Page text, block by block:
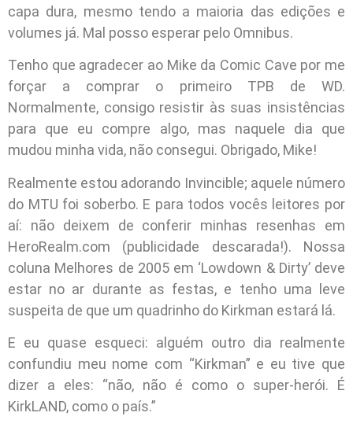
capa dura, mesmo tendo a maioria das edições e
volumes já. Mal posso esperar pelo Omnibus.
Tenho que agradecer ao Mike da Comic Cave por me
forçar a comprar o primeiro TPB de WD.
Normalmente, consigo resistir às suas insistências
para que eu compre algo, mas naquele dia que
mudou minha vida, não consegui. Obrigado, Mike!
Realmente estou adorando Invincible; aquele número
do MTU foi soberbo. E para todos vocês leitores por
aí: não deixem de conferir minhas resenhas em
HeroRealm.com (publicidade descarada!). Nossa
coluna Melhores de 2005 em ‘Lowdown & Dirty’ deve
estar no ar durante as festas, e tenho uma leve
suspeita de que um quadrinho do Kirkman estará lá.
E eu quase esqueci: alguém outro dia realmente
confundiu meu nome com “Kirkman” e eu tive que
dizer a eles: “não, não é como o super-herói. É
KirkLAND, como o país.”